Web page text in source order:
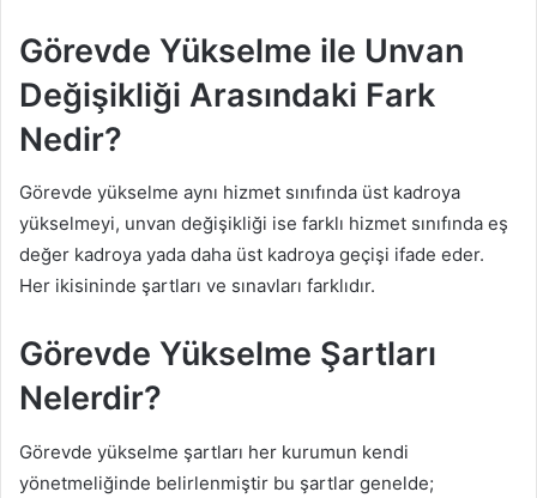
Görevde Yükselme ile Unvan
Değişikliği Arasındaki Fark
Nedir?
Görevde yükselme aynı hizmet sınıfında üst kadroya
yükselmeyi, unvan değişikliği ise farklı hizmet sınıfında eş
değer kadroya yada daha üst kadroya geçişi ifade eder.
Her ikisininde şartları ve sınavları farklıdır.
Görevde Yükselme Şartları
Nelerdir?
Görevde yükselme şartları her kurumun kendi
yönetmeliğinde belirlenmiştir bu şartlar genelde;